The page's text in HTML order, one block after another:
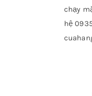
chạy
hệ